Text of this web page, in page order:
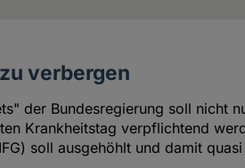
verbergen
der Bundesregierung soll nicht
Krankheitstag verpflichtend
soll ausgehöhlt und damit